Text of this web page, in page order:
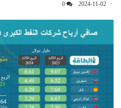
2024-11-02
0